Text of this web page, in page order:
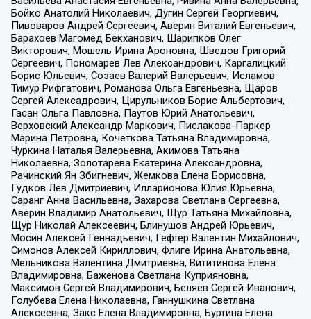
Бойко Анатолий Николаевич, Дугин Сергей Георгиевич,
Пивоваров Андрей Сергеевич, Аверин Виталий Евгеньевич,
Барахоев Магомед Бекханович, Шарипков Олег
Викторович, Мошель Ирина Ароновна, Шведов Григорий
Сергеевич, Пономарев Лев Александрович, Каргалицкий
Борис Юльевич, Созаев Валерий Валерьевич, Исламов
Тимур Рифгатович, Романова Ольга Евгеньевна, Щаров
Сергей Алексадрович, Цирульников Борис Альбертович,
Гасан Ольга Павловна, Паутов Юрий Анатольевич,
Верховский Александр Маркович, Пислакова-Паркер
Марина Петровна, Кочеткова Татьяна Владимировна,
Чуркина Наталья Валерьевна, Акимова Татьяна
Николаевна, Золотарева Екатерина Александровна,
Рачинский Ян Збигневич, Жемкова Елена Борисовна,
Гудков Лев Дмитриевич, Илларионова Юлия Юрьевна,
Саранг Анна Васильевна, Захарова Светлана Сергеевна,
Аверин Владимир Анатольевич, Щур Татьяна Михайловна,
Щур Николай Алексеевич, Блинушов Андрей Юрьевич,
Мосин Алексей Геннадьевич, Гефтер Валентин Михайлович,
Симонов Алексей Кириллович, Флиге Ирина Анатольевна,
Мельникова Валентина Дмитриевна, Вититинова Елена
Владимировна, Баженова Светлана Куприяновна,
Максимов Сергей Владимирович, Беляев Сергей Иванович,
Голубева Елена Николаевна, Ганнушкина Светлана
Алексеевна, Закс Елена Владимировна, Буртина Елена